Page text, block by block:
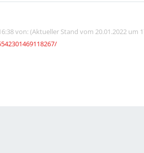
von: (Aktueller Stand vom 20.01.2022 um